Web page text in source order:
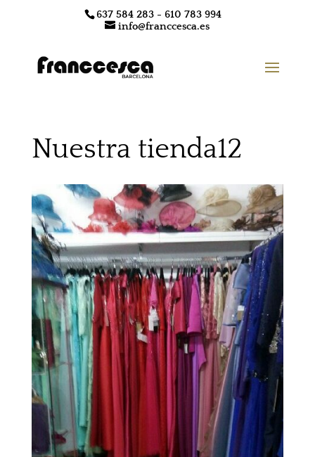
637 584 283 - 610 783 994
info@franccesca.es
Nuestra tienda12